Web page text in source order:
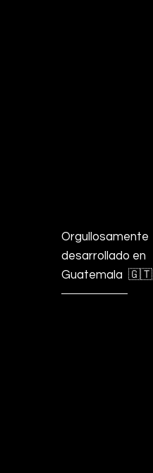
Orgullosamente
desarrollado en
Guatemala 🇬🇹